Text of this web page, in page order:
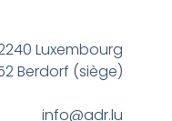
Luxembourg
Berdorf (siège)
info@adr.lu